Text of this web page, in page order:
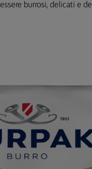
essere burrosi, delicati e